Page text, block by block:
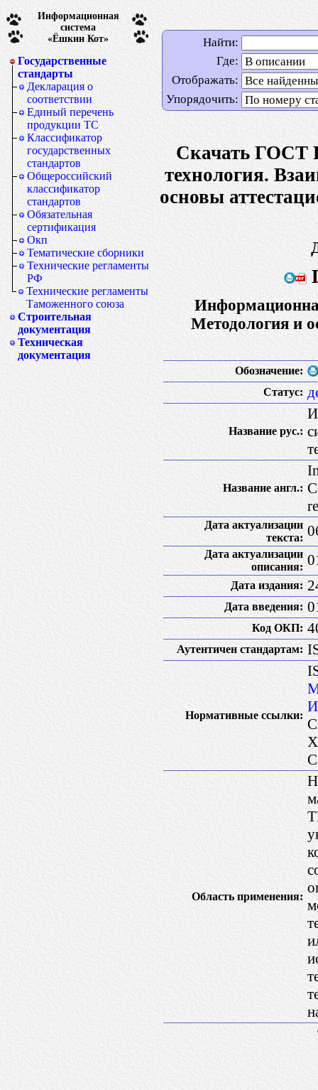
Информационная
система
«Ёшкин Кот»
Государственные
стандарты
Декларация о
соответствии
Единый перечень
продукции ТС
Классификатор
государственных
стандартов
Общероссийский
классификатор
стандартов
Обязательная
сертификация
Окп
Тематические сборники
Технические регламенты
РФ
Технические регламенты
Таможенного союза
Строительная
документация
Техническая
документация
Найти:
Где:
Отображать:
Упорядочить:
Скачать ГОСТ
технология.
основы
Методология и
Обозначение:
Статус:
Название рус.:
Название англ.:
Дата актуализации
текста:
Дата актуализации
описания:
Дата издания:
Дата введения:
Код ОКП:
Аутентичен стандартам:
Нормативные ссылки:
Область применения: